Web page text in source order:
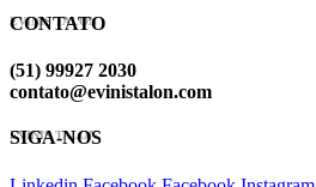
EVINIS TALON
CONTATO
(51) 99927 2030
contato@evinistalon.com
EVINIS TALON
SIGA-NOS